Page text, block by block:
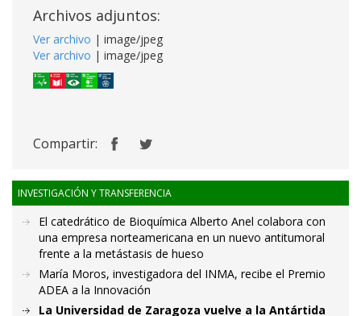
Archivos adjuntos:
Ver archivo | image/jpeg
Ver archivo | image/jpeg
Compartir:
INVESTIGACIÓN Y TRANSFERENCIA
El catedrático de Bioquímica Alberto Anel colabora con
una empresa norteamericana en un nuevo antitumoral
frente a la metástasis de hueso
María Moros, investigadora del INMA, recibe el Premio
ADEA a la Innovación
La Universidad de Zaragoza vuelve a la Antártida